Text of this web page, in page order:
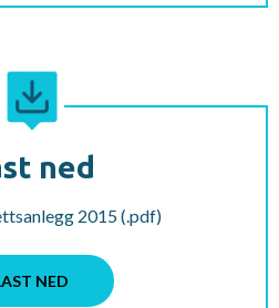
ned
2015 (.pdf)
NED